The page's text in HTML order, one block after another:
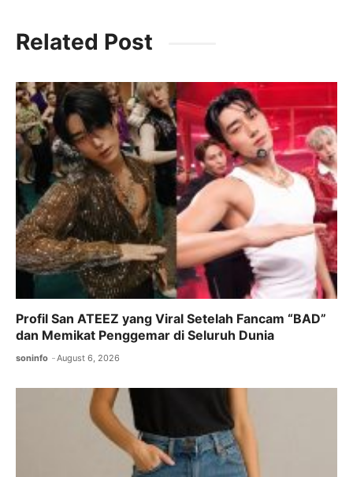
c
e
b
o
o
k
itt
er
ai
l
at
s
A
p
p
a
m
Related Post
Profil San ATEEZ yang Viral Setelah Fancam “BAD”
dan Memikat Penggemar di Seluruh Dunia
soninfo August 6, 2026